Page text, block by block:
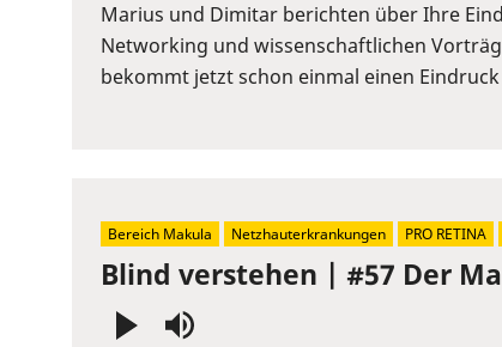
or
Space
to
Marius und Dimitar berichten über Ihre
Networking und wissenschaftlichen
bekommt jetzt schon einmal einen
Blind verstehen | #57 Der
Bereich Makula Netzhauterkrankungen PRO RETINA